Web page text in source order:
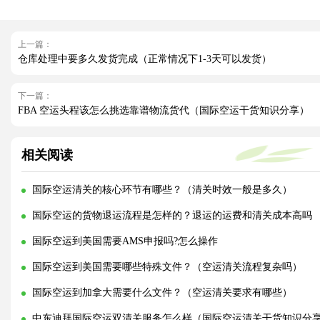
上一篇：
仓库处理中要多久发货完成（正常情况下1-3天可以发货）
下一篇：
FBA 空运头程该怎么挑选靠谱物流货代（国际空运干货知识分享）
相关阅读
国际空运清关的核心环节有哪些？（清关时效一般是多久）
国际空运的货物退运流程是怎样的？退运的运费和清关成本高吗
国际空运到美国需要AMS申报吗?怎么操作
国际空运到美国需要哪些特殊文件？（空运清关流程复杂吗）
国际空运到加拿大需要什么文件？（空运清关要求有哪些）
中东迪拜国际空运双清关服务怎么样（国际空运清关干货知识分